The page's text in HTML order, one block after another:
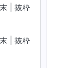
| 抜粋
| 抜粋